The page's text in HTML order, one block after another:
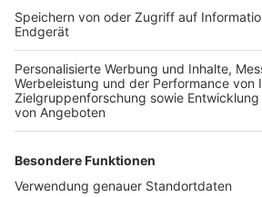
einer friedlichen Versammlung kann
Einschätzung keine Rede sein,
im Hambacher Forst Straftaten,
Angriffe mit Molotow-Cocktails.
des Verwaltungsgerichts Aachen
Wiesenbesitzer Beschwerde vor dem